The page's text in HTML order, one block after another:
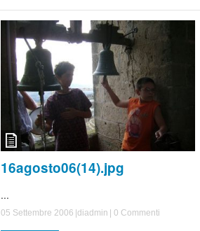
16agosto06(14).jpg
...
05 Settembre 2006 |diadmin | 0 Commenti